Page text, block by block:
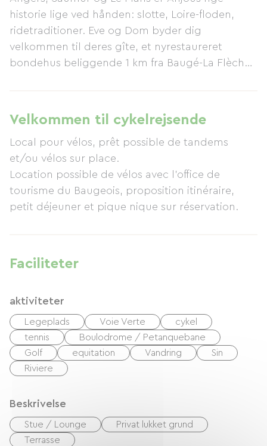
historie lige ved hånden: slotte, Loire-floden,
ridetraditioner. Eve og Dom byder dig
velkommen til deres gîte, et nyrestaureret
bondehus beliggende 1 km fra Baugé-La Flèche-
cykeltur eller blot til din egen fornøjelse. Gîten
tilbyder 220 m² boligareal og er udstyret til
komfortabelt at rumme en gruppe på 15
personer. I nærheden finder du adskillige
vandrestier, to golfbaner og et ridecenter.
Velkommen til cykelrejsende
Local pour vélos, prêt possible de tandems
et/ou vélos sur place.
Location possible de vélos avec l'office de
tourisme du Baugeois, proposition itinéraire,
petit déjeuner et pique nique sur réservation.
Faciliteter
aktiviteter
Legeplads Voie Verte
cykel
tennis
Boulodrome / Petanquebane
Golf
equitation Vandring
Sin
Riviere
Beskrivelse
Stue / Lounge
Privat lukket grund
Terrasse